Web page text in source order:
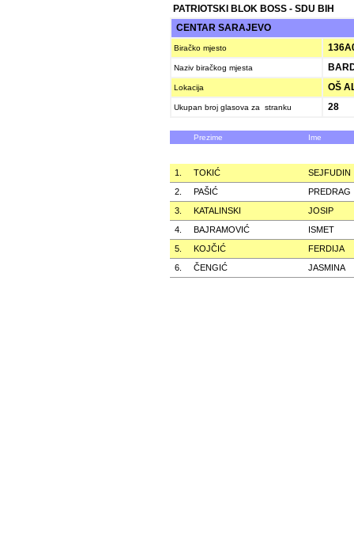
PATRIOTSKI BLOK BOSS - SDU BIH
CENTAR SARAJEVO
Biračko mjesto
Naziv biračkog mjesta
Lokacija OŠ
Ukupan broj glasova za stranku 28
Prezime Ime
1. TOKIĆ
SEJFUDIN
2.
PAŠIĆ
PREDRAG
3.
KATALINSKI
JOSIP
4.
BAJRAMOVIĆ
ISMET
5.
KOJČIĆ
FERDIJA
6.
ČENGIĆ JASMINA